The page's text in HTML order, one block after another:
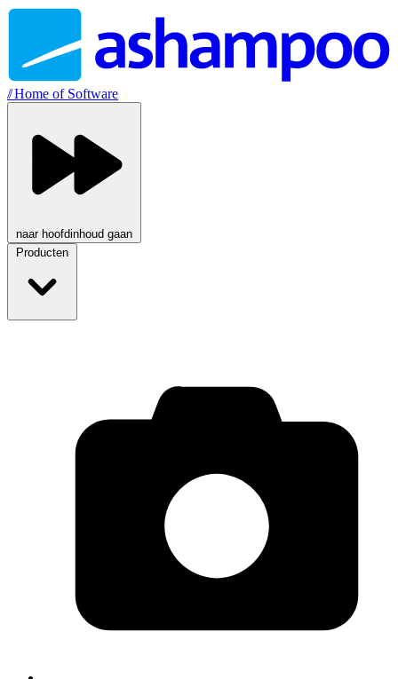
//Home of Software
naar hoofdinhoud gaan
Producten